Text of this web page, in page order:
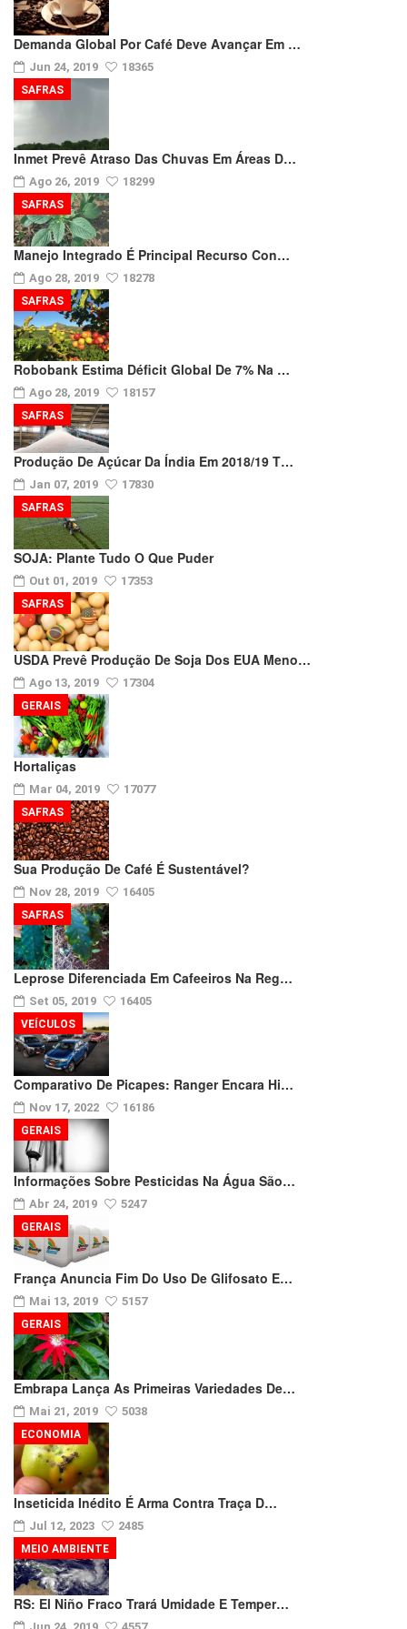
Demanda Global Por Café Deve Avançar Em …
Jun 24, 2019 18365
Inmet Prevê Atraso Das Chuvas Em Áreas D…
Ago 26, 2019 18299
SAFRAS
Manejo Integrado É Principal Recurso Con…
Ago 28, 2019 18278
SAFRAS
Robobank Estima Déficit Global De 7% Na …
Ago 28, 2019 18157
SAFRAS
Produção De Açúcar Da Índia Em 2018/19 T…
Jan 07, 2019 17830
SAFRAS
SOJA: Plante Tudo O Que Puder
Out 01, 2019 17353
SAFRAS
USDA Prevê Produção De Soja Dos EUA Meno…
Ago 13, 2019 17304
SAFRAS
Hortaliças
Mar 04, 2019 17077
GERAIS
Sua Produção De Café É Sustentável?
Nov 28, 2019 16405
SAFRAS
Leprose Diferenciada Em Cafeeiros Na Reg…
Set 05, 2019 16405
SAFRAS
Comparativo De Picapes: Ranger Encara Hi…
Nov 17, 2022 16186
VEÍCULOS
Informações Sobre Pesticidas Na Água São…
Abr 24, 2019 5247
GERAIS
França Anuncia Fim Do Uso De Glifosato E…
Mai 13, 2019 5157
GERAIS
Embrapa Lança As Primeiras Variedades De…
Mai 21, 2019 5038
GERAIS
Inseticida Inédito É Arma Contra Traça D…
Jul 12, 2023 2485
ECONOMIA
RS: El Niño Fraco Trará Umidade E Temper…
MEIO AMBIENTE